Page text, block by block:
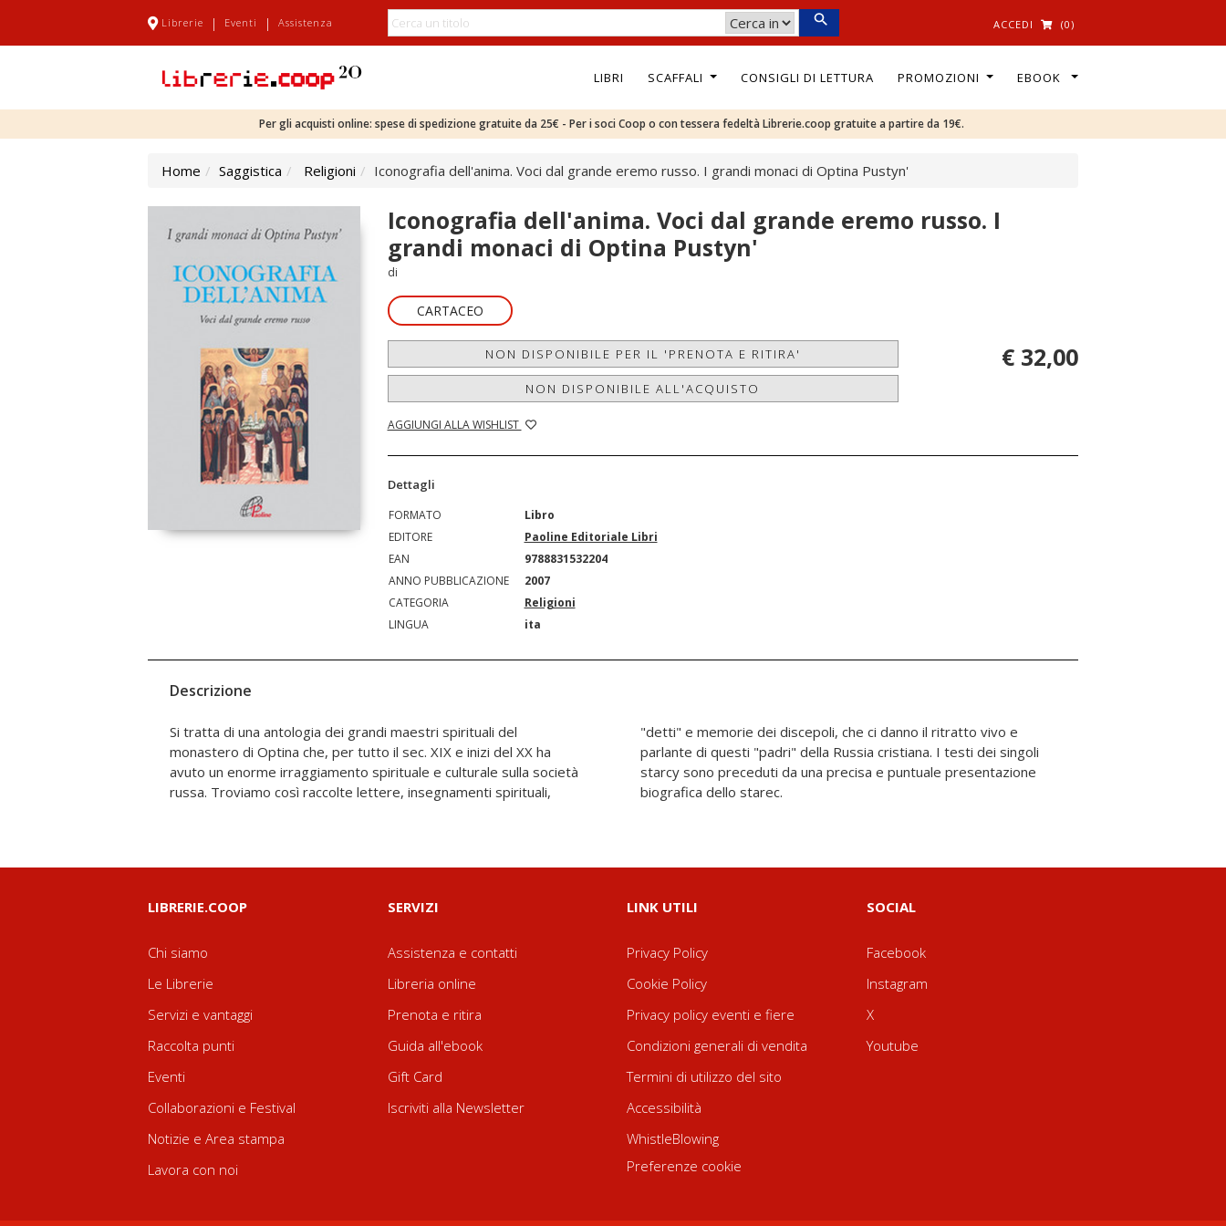
Librerie | Eventi | Assistenza ACCEDI (0)
LIBRI SCAFFALI CONSIGLI DI LETTURA PROMOZIONI EBOOK
Per gli acquisti online: spese di spedizione gratuite da 25€ - Per i soci Coop o con tessera fedeltà Librerie.coop gratuite a partire da 19€.
Home Saggistica Religioni Iconografia dell'anima. Voci dal grande eremo russo. I grandi monaci di Optina Pustyn'
Iconografia dell'anima. Voci dal grande eremo russo. I
grandi monaci di Optina Pustyn'
di
CARTACEO
NON DISPONIBILE PER IL 'PRENOTA E RITIRA'
NON DISPONIBILE ALL'ACQUISTO
AGGIUNGI ALLA WISHLIST
€ 32,00
Dettagli
FORMATO
Libro
EDITORE
Paoline Editoriale Libri
EAN
9788831532204
ANNO PUBBLICAZIONE
2007
CATEGORIA
Religioni
LINGUA
ita
Descrizione
Si tratta di una antologia dei grandi maestri spirituali del
monastero di Optina che, per tutto il sec. XIX e inizi del XX ha
avuto un enorme irraggiamento spirituale e culturale sulla società
russa. Troviamo così raccolte lettere, insegnamenti spirituali,
"detti" e memorie dei discepoli, che ci danno il ritratto vivo e
parlante di questi "padri" della Russia cristiana. I testi dei singoli
starcy sono preceduti da una precisa e puntuale presentazione
biografica dello starec.
LIBRERIE.COOP
Chi siamo
Le Librerie
Servizi e vantaggi
Raccolta punti
Eventi
Collaborazioni e Festival
Notizie e Area stampa
Lavora con noi
SERVIZI
Assistenza e contatti
Libreria online
Prenota e ritira
Guida all'ebook
Gift Card
Iscriviti alla Newsletter
LINK UTILI
Privacy Policy
Cookie Policy
Privacy policy eventi e fiere
Condizioni generali di vendita
Termini di utilizzo del sito
Accessibilità
WhistleBlowing
Preferenze cookie
SOCIAL
Facebook
Instagram
X
Youtube